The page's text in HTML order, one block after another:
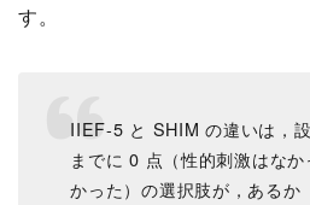
す。
IIEF-5 と SHIM の違いは，
までに 0 点（性的刺激はな
かった）の選択肢が，ある